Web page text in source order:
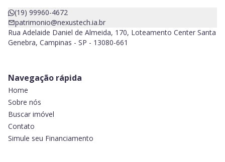
(19) 99960-4672
patrimonio@nexustech.ia.br
Rua Adelaide Daniel de Almeida, 170, Loteamento Center Santa
Genebra, Campinas - SP - 13080-661
Navegação rápida
Home
Sobre nós
Buscar imóvel
Contato
Simule seu Financiamento